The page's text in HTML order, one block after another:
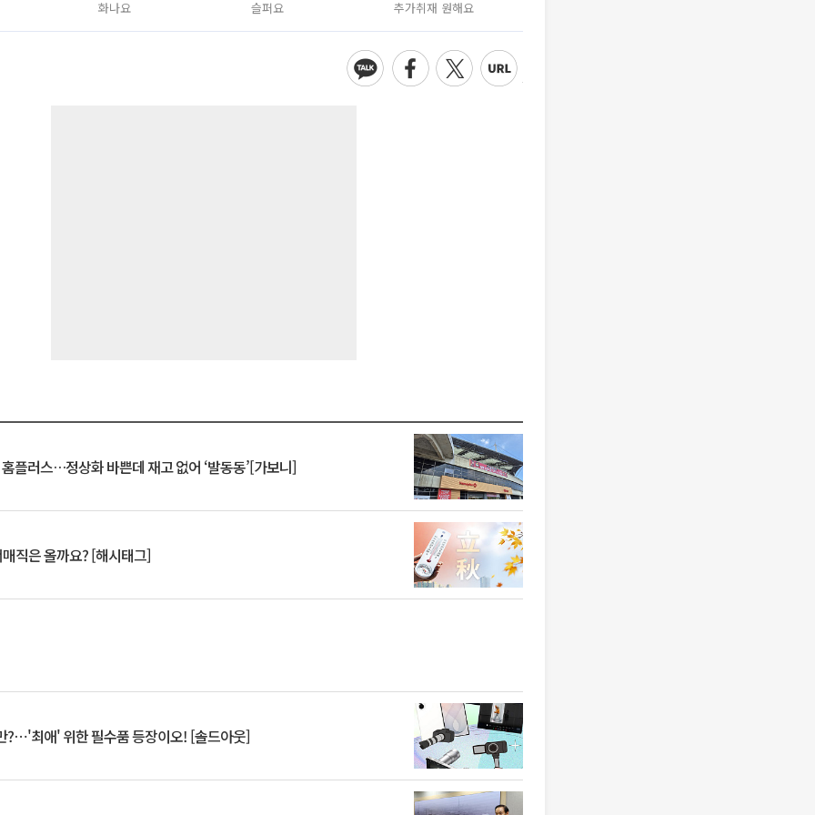
화나요 슬퍼요 추가취재 원해요
플러스…정상화 바쁜데 재고 없어 ‘발동동’[가보니]
직은 올까요? [해시태그]
?⋯'최애' 위한 필수품 등장이오! [솔드아웃]